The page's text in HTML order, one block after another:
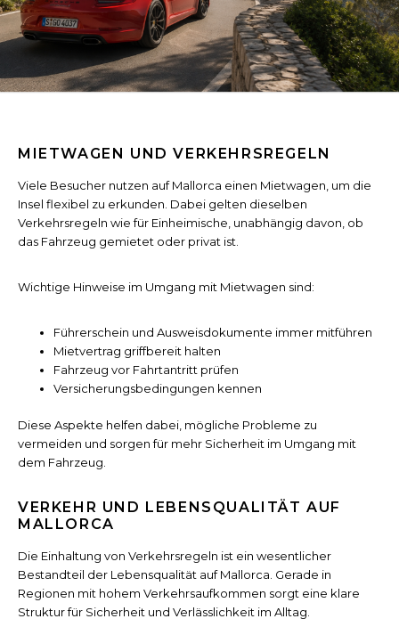
MIETWAGEN UND VERKEHRSREGELN
Viele Besucher nutzen auf Mallorca einen Mietwagen, um die
Insel flexibel zu erkunden. Dabei gelten dieselben
Verkehrsregeln wie für Einheimische, unabhängig davon, ob
das Fahrzeug gemietet oder privat ist.
Wichtige Hinweise im Umgang mit Mietwagen sind:
Führerschein und Ausweisdokumente immer mitführen
Mietvertrag griffbereit halten
Fahrzeug vor Fahrtantritt prüfen
Versicherungsbedingungen kennen
Diese Aspekte helfen dabei, mögliche Probleme zu
vermeiden und sorgen für mehr Sicherheit im Umgang mit
dem Fahrzeug.
VERKEHR UND LEBENSQUALITÄT AUF
MALLORCA
Die Einhaltung von Verkehrsregeln ist ein wesentlicher
Bestandteil der Lebensqualität auf Mallorca. Gerade in
Regionen mit hohem Verkehrsaufkommen sorgt eine klare
Struktur für Sicherheit und Verlässlichkeit im Alltag.